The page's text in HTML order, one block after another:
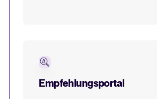
Empfehlungsportal